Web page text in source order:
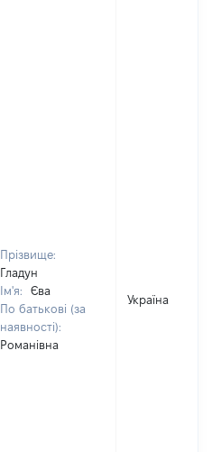
Прізвище:
Гладун
Ім'я:
Єва
По батькові (за
наявності):
Романівна
Україна